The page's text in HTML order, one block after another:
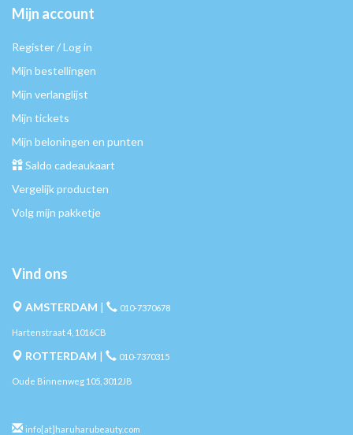
Mijn account
Register / Log in
Mijn bestellingen
Mijn verlanglijst
Mijn tickets
Mijn beloningen en punten
Saldo cadeaukaart
Vergelijk producten
Volg mijn pakketje
Vind ons
AMSTERDAM | 010-7370678
Hartenstraat 4, 1016CB
ROTTERDAM | 010-7370315
Oude Binnenweg 105, 3012JB
info[at]haruharubeauty.com